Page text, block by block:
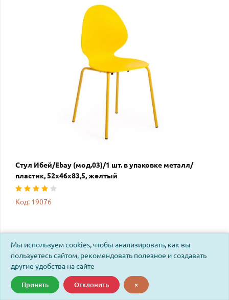
Стул Ибей/Ebay (мод.03)/1 шт. в упаковке металл/
пластик, 52х46х83,5, желтый
Код: 19076
Мы используем cookies, чтобы анализировать, как вы
пользуетесь сайтом, рекомендовать полезное и создавать
другие удобства на сайте
Принять Отклонить ×